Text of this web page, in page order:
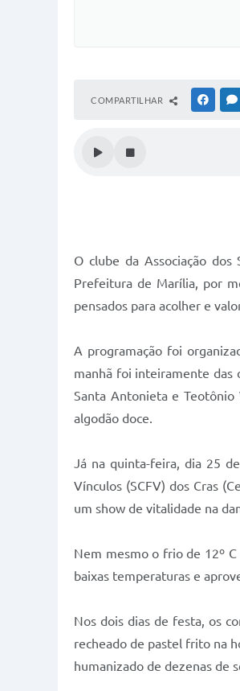
COMPARTILHAR
O clube da Associação
Prefeitura de Marília, por
pensados para acolher e
A programação foi
manhã foi inteiramente das
Santa Antonieta e Teotônio
algodão doce.
Já na quinta-feira, dia 25
Vínculos (SCFV) dos Cras
um show de vitalidade na
Nem mesmo o frio de 12º C
baixas temperaturas e
Nos dois dias de festa, os
recheado de pastel frito na
humanizado de dezenas de